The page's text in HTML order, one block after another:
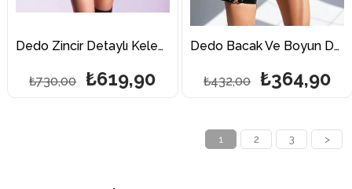
Dedo Zincir Detaylı Kelepçeli Fantazi Harness
₺619,90
₺730,00
Dedo Bacak Ve Boyun Detaylı Fantazi Harness
₺364,90
₺432,00
1 2 3 >